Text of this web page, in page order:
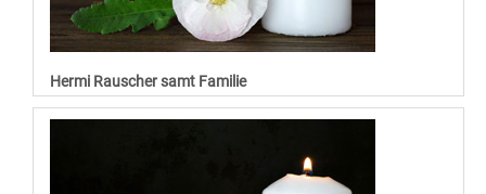
Hermi Rauscher samt Familie